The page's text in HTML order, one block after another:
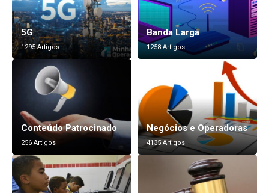
5G
1295 Artigos
Banda Larga
1258 Artigos
Conteúdo Patrocinado
256 Artigos
Negócios e Operadoras
4135 Artigos